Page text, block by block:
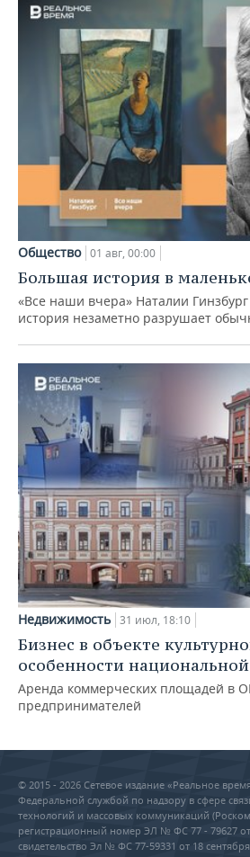
Общество 01 авг, 00:00
Большая история в
«Все наши вчера» Наталии
история незаметно разрушает
Недвижимость 31 июл, 18:10
Бизнес в объекте
особенности
Аренда коммерческих площадей в
предпринимателей
© 2015 - 2026 Сетевое издание «Реальное
Федеральной службой по надзору в сфере
технологий и массовых коммуникаций
регистрационный номер ЭЛ № ФС 77 - 79627 от
свидетельство Эл № ФС 77-59331 от 18